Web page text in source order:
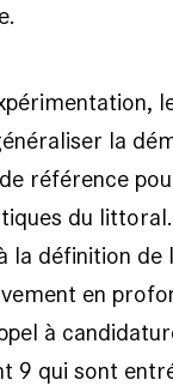
la
référence
du
la définition
en
à
9 qui sont